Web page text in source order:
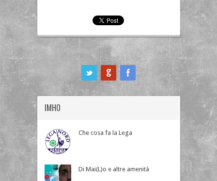
IMHO
Che cosa fa la Lega
Di Mai(L)o e altre amenità